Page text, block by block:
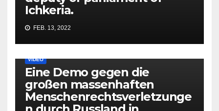
Ichkeria.
FEB. 13, 2022
VIDEO
Eine Demo gegen die
großen massenhaften
Menschenrechtsverletzunge